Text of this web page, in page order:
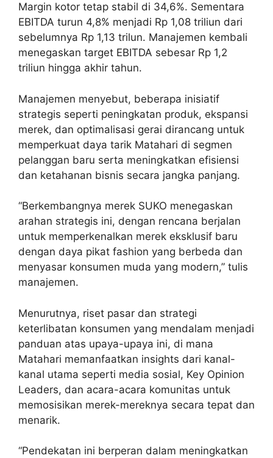
Margin kotor tetap stabil di 34,6%. Sementara
EBITDA turun 4,8% menjadi Rp 1,08 triliun dari
sebelumnya Rp 1,13 trilun. Manajemen kembali
menegaskan target EBITDA sebesar Rp 1,2
triliun hingga akhir tahun.
Manajemen menyebut, beberapa inisiatif
strategis seperti peningkatan produk, ekspansi
merek, dan optimalisasi gerai dirancang untuk
memperkuat daya tarik Matahari di segmen
pelanggan baru serta meningkatkan efisiensi
dan ketahanan bisnis secara jangka panjang.
“Berkembangnya merek SUKO menegaskan
arahan strategis ini, dengan rencana berjalan
untuk memperkenalkan merek eksklusif baru
dengan daya pikat fashion yang berbeda dan
menyasar konsumen muda yang modern,” tulis
manajemen.
Menurutnya, riset pasar dan strategi
keterlibatan konsumen yang mendalam menjadi
panduan atas upaya-upaya ini, di mana
Matahari memanfaatkan insights dari kanal-
kanal utama seperti media sosial, Key Opinion
Leaders, dan acara-acara komunitas untuk
memosisikan merek-mereknya secara tepat dan
menarik.
“Pendekatan ini berperan dalam meningkatkan